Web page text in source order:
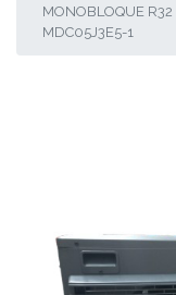
MONOBLOQUE
MDC05J3E5-1